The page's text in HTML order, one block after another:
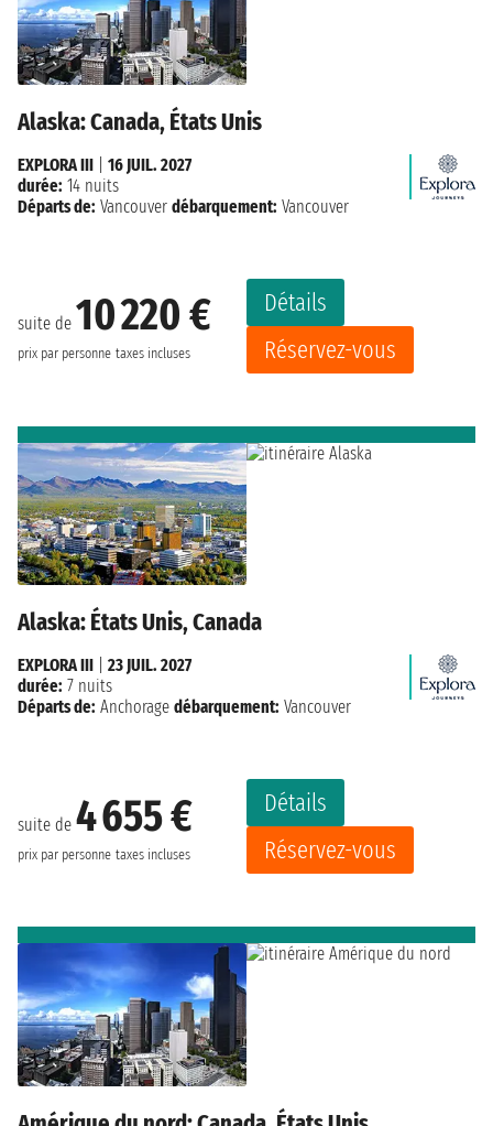
Alaska: Canada, États Unis
suite de 10 220 €
prix par personne taxes incluses
Détails
Réservez-vous
EXPLORA III
16 JUIL. 2027
durée: 14 nuits
Départs de: Vancouver débarquement: Vancouver
Alaska: États Unis, Canada
suite de 4 655 €
prix par personne taxes incluses
Détails
Réservez-vous
EXPLORA III
23 JUIL. 2027
durée: 7 nuits
Départs de: Anchorage débarquement: Vancouver